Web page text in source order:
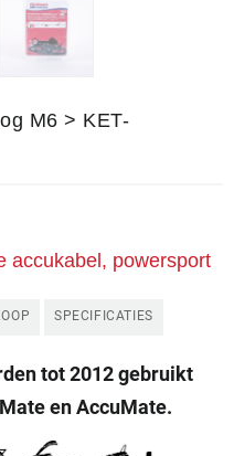
M6 > KET-
accukabel, powersport
SPECIFICATIES
tot 2012 gebruikt
en AccuMate.